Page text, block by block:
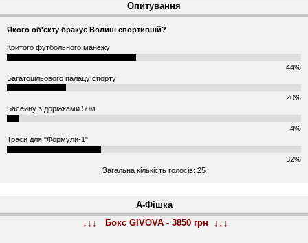
Опитування
Якого об'єкту бракує Волині спортивній?
Критого футбольного манежу
44%
Багатоцільового палацу спорту
20%
Басейну з доріжками 50м
4%
Траси для "Формули-1"
32%
Загальна кількість голосів: 25
А-Фішка
↓↓↓ Бокс GIVOVA - 3850 грн ↓↓↓